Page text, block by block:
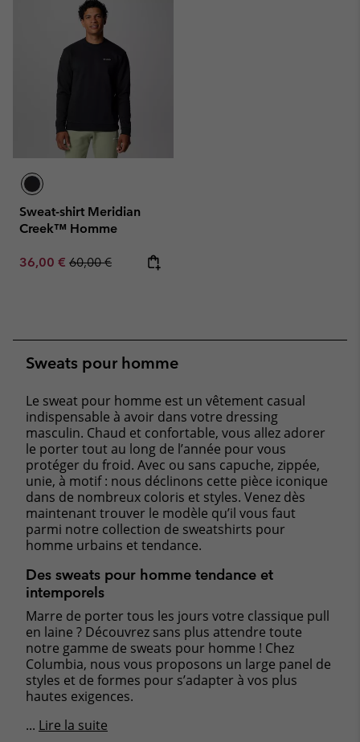
Sweat-shirt Meridian
Creek™ Homme
Sale price:
36,00 € Regular price:
60,00 €
Sweats pour homme
Le sweat pour homme est un vêtement casual
indispensable à avoir dans votre dressing
masculin. Chaud et confortable, vous allez adorer
le porter tout au long de l’année pour vous
protéger du froid. Avec ou sans capuche, zippée,
unie, à motif : nous déclinons cette pièce iconique
dans de nombreux coloris et styles. Venez dès
maintenant trouver le modèle qu’il vous faut
parmi notre collection de sweatshirts pour
homme urbains et tendance.
Des sweats pour homme tendance et
intemporels
Marre de porter tous les jours votre classique pull
en laine ? Découvrez sans plus attendre toute
notre gamme de sweats pour homme ! Chez
Columbia, nous vous proposons un large panel de
styles et de formes pour s’adapter à vos plus
hautes exigences.
... Lire la suite